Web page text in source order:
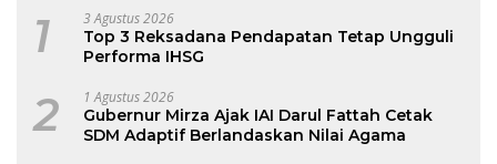
1 3 Agustus 2026
Top 3 Reksadana Pendapatan Tetap Ungguli
Performa IHSG
2 1 Agustus 2026
Gubernur Mirza Ajak IAI Darul Fattah Cetak
SDM Adaptif Berlandaskan Nilai Agama